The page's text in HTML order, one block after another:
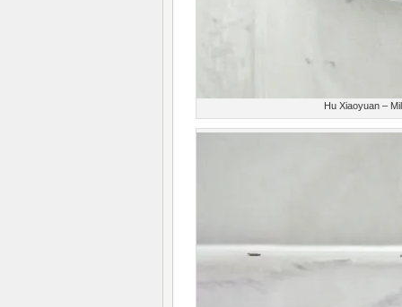
Hu Xiaoyuan –